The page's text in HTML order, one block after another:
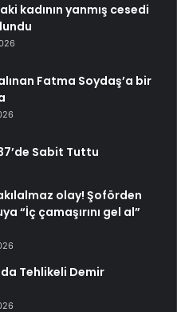
kadının yanmış cesedi
Fatma Soydaş’a bir
Sabit Tuttu
olay! Şoförden
“İç çamaşırını gel al”
Tehlikeli Demir